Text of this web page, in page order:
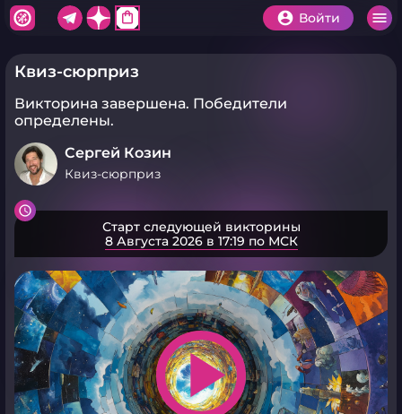
shopping_bag Войти
Квиз-сюрприз
Викторина завершена. Победители
определены.
Сергей Козин
Квиз-сюрприз
Старт следующей викторины
8 Августа 2026 в 17:19 по МСК
play_arrow